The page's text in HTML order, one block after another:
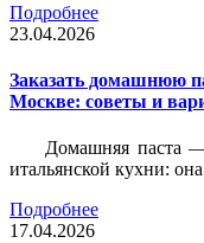
Подробнее
23.04.2026
Заказать домашнюю
Москве: советы и
Домашняя паста
итальянской кухни:
Подробнее
17.04.2026